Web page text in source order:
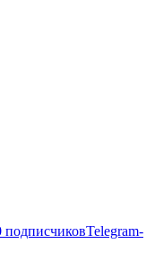
подписчиковTelegram-